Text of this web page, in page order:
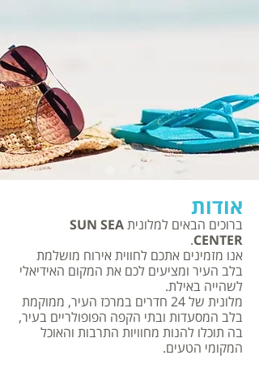
אודות
ברוכים הבאים למלוניתSUN SEA
CENTER
.
אנו מזמינים אתכם לחווית אירוח מושלמת
בלב העיר ומציעים לכם את המקום האידיאלי
לשהייה באילת.
מלונית של 24 חדרים במרכז העיר, ממוקמת
בלב המסעדות ובתי הקפה הפופולריים בעיר,
בה תוכלו להנות מחוויות התרבות והאוכל
המקומי הטעים.